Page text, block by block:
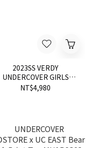
2023SS VERDY
UNDERCOVER GIRLS
DON'T CRY UC2B9B01 側
NT$4,980